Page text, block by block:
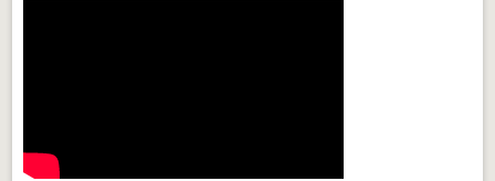
CHI SIAMO